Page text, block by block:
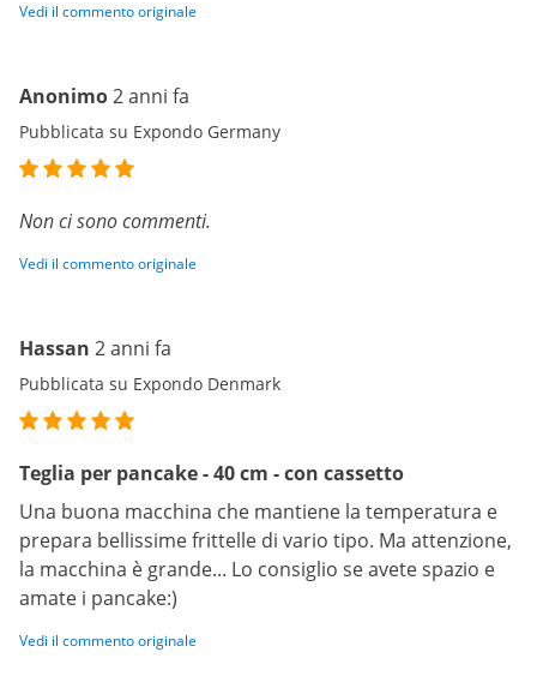
Vedi il commento originale
Anonimo2 anni fa
Pubblicata su Expondo Germany
Non ci sono commenti.
Vedi il commento originale
Hassan 2 anni fa
Pubblicata su Expondo Denmark
Teglia per pancake - 40 cm - con cassetto
Una buona macchina che mantiene la temperatura e
prepara bellissime frittelle di vario tipo. Ma attenzione,
la macchina è grande... Lo consiglio se avete spazio e
amate i pancake:)
Vedi il commento originale